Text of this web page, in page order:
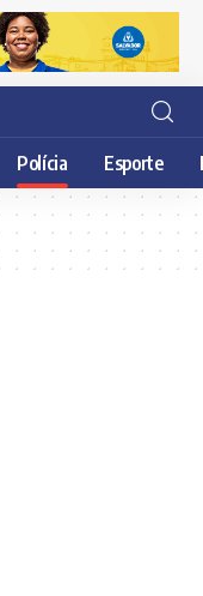
Polícia Esporte